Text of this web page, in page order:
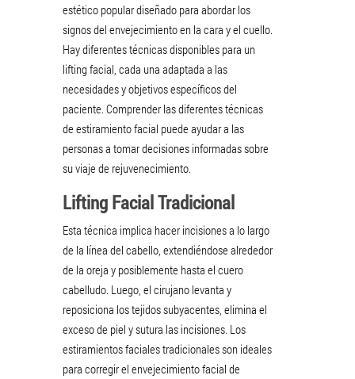
estético popular diseñado para abordar los
signos del envejecimiento en la cara y el cuello.
Hay diferentes técnicas disponibles para un
lifting facial, cada una adaptada a las
necesidades y objetivos específicos del
paciente. Comprender las diferentes técnicas
de estiramiento facial puede ayudar a las
personas a tomar decisiones informadas sobre
su viaje de rejuvenecimiento.
Lifting Facial Tradicional
Esta técnica implica hacer incisiones a lo largo
de la línea del cabello, extendiéndose alrededor
de la oreja y posiblemente hasta el cuero
cabelludo. Luego, el cirujano levanta y
reposiciona los tejidos subyacentes, elimina el
exceso de piel y sutura las incisiones. Los
estiramientos faciales tradicionales son ideales
para corregir el envejecimiento facial de